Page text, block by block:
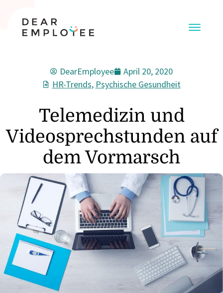
DearEmployee
April 20, 2020
HR-Trends, Psychische Gesundheit
Telemedizin und
Videosprechstunden auf
dem Vormarsch